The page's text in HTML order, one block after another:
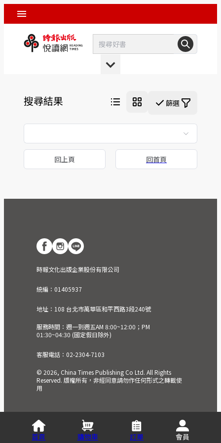
搜尋結果 篩選
回上頁 回首頁
時報文化出版企業股份有限公司
統編：01405937
地址：108 台北市萬華區和平西路3段240號
服務時間：週一到週五AM 8:00~12:00；PM
01:30~04:30 (國定假日除外)
客服電話：02-2304-7103
© 2026, China Times Publishing Co Ltd. All Rights
Reserved. 版權所有，非經同意請勿作任何形式之轉載使
用
首頁 購物車 訂單 會員